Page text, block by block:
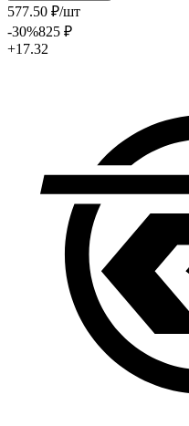
577.50 ₽/шт
-30%825 ₽
+17.32